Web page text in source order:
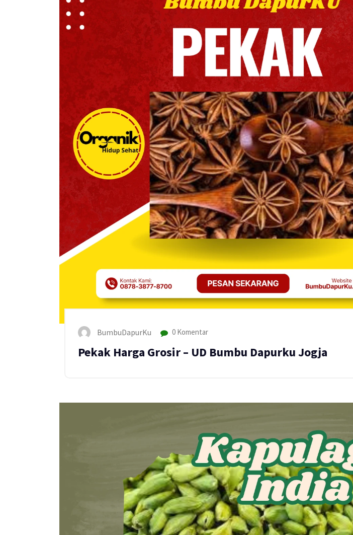
BumbuDapurKu 0 Komentar
Pekak Harga Grosir – UD Bumbu Dapurku Jogja